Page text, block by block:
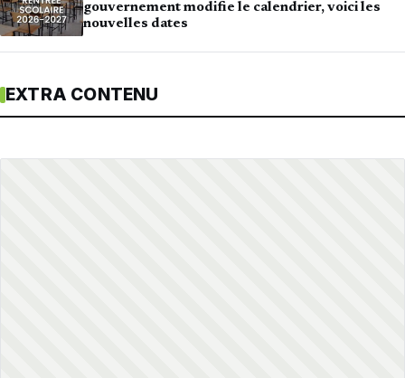
gouvernement modifie le calendrier, voici les
nouvelles dates
EXTRA CONTENU